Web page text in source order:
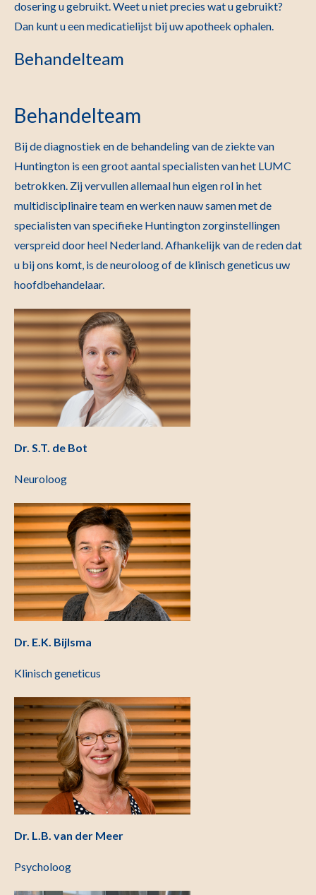
dosering u gebruikt. Weet u niet precies wat u gebruikt?
Dan kunt u een medicatielijst bij uw apotheek ophalen.
Behandelteam
Behandelteam
Bij de diagnostiek en de behandeling van de ziekte van
Huntington is een groot aantal specialisten van het LUMC
betrokken. Zij vervullen allemaal hun eigen rol in het
multidisciplinaire team en werken nauw samen met de
specialisten van specifieke Huntington zorginstellingen
verspreid door heel Nederland. Afhankelijk van de reden dat
u bij ons komt, is de neuroloog of de klinisch geneticus uw
hoofdbehandelaar.
Dr. S.T. de Bot
Neuroloog
Dr. E.K. Bijlsma
Klinisch geneticus
Dr. L.B. van der Meer
Psycholoog